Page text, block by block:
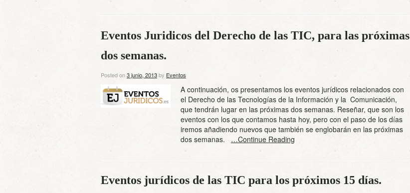
Eventos Juridicos del Derecho de las TIC, para las próximas
dos semanas.
Posted on3 junio, 2013by Eventos
A continuación, os presentamos los eventos jurídicos relacionados con
el Derecho de las Tecnologías de la Información y la Comunicación,
que tendrán lugar en las próximas dos semanas. Reseñar, que son los
eventos con los que contamos hasta hoy, pero con el paso de los días
iremos añadiendo nuevos que también se englobarán en las próximas
dos semanas. …Continue Reading
Eventos jurídicos de las TIC para los próximos 15 días.